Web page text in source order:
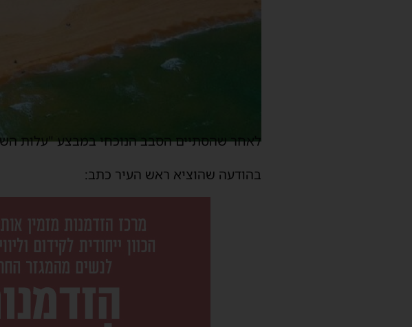
לאחר שהסתיים הסבב הנוכחי במבצע "עלות
בהודעה שהוציא ראש העיר כתב: